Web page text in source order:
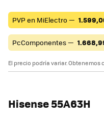
PVP en MiElectro —
PcComponentes —
El precio podría variar.
Hisense 55A63H